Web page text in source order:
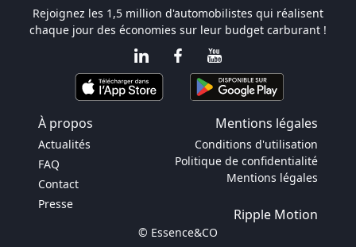
Rejoignez les 1,5 million d'automobilistes qui réalisent
chaque jour des économies sur leur budget carburant !
À propos Mentions légales
Actualités
FAQ
Contact
Presse
Conditions d'utilisation
Politique de confidentialité
Mentions légales
Ripple Motion
© Essence&CO